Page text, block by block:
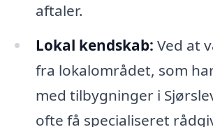
aftaler.
Lokal kendskab: Ved at
fra lokalområdet, som
med tilbygninger i
ofte få specialiseret